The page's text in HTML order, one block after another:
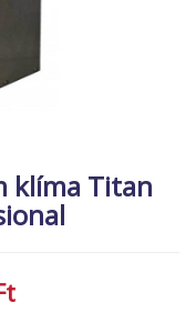
klíma Titan